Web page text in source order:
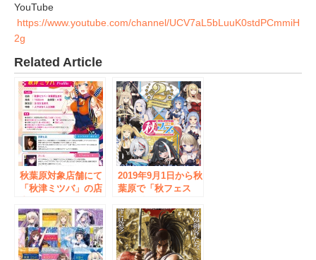
YouTube
https://www.youtube.com/channel/UCV7aL5bLuuK0stdPCmmiH
2g
Related Article
秋葉原対象店舗にて
「秋津ミツバ」の店
始！
2019年9月1日から秋
葉原で「秋フェス
ーン」の開催決定！